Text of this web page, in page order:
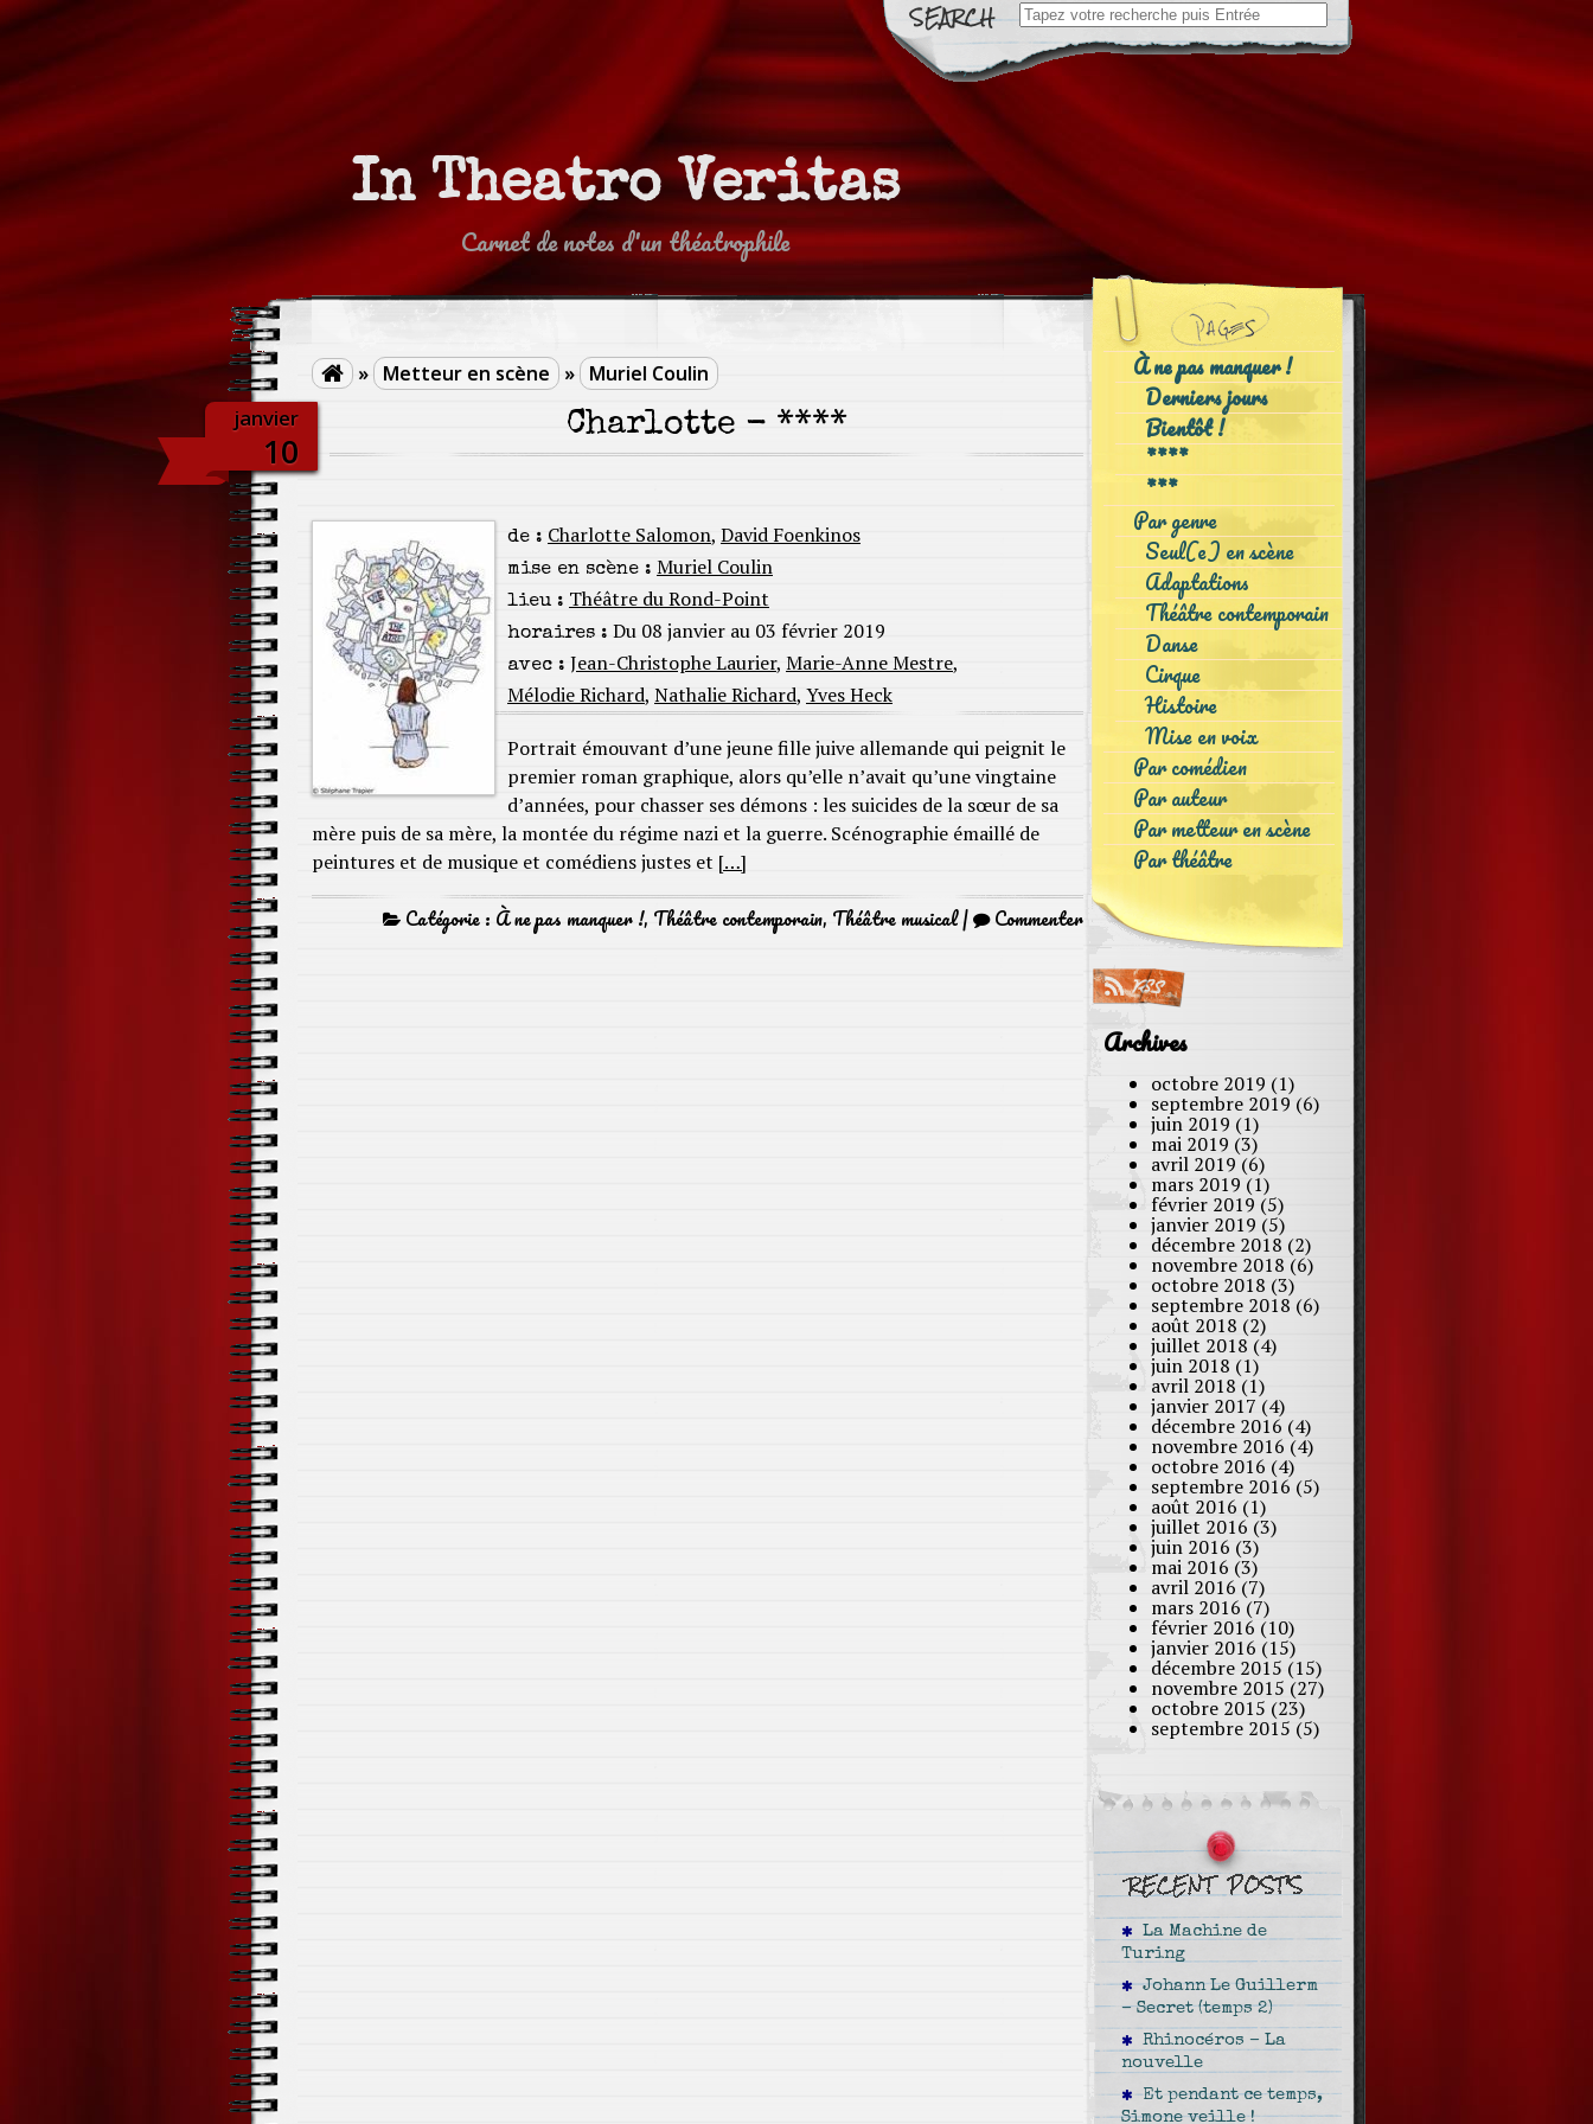
Search
for:
In Theatro Veritas
Carnet de notes d'un théatrophile
 » Metteur en scène » Muriel Coulin
janvier
10
Charlotte - ****
de : Charlotte Salomon, David Foenkinos
mise en scène : Muriel Coulin
lieu : Théâtre du Rond-Point
horaires : Du 08 janvier au 03 février 2019
avec : Jean-Christophe Laurier, Marie-Anne Mestre,
Mélodie Richard, Nathalie Richard, Yves Heck
Portrait émouvant d’une jeune fille juive allemande qui peignit le
premier roman graphique, alors qu’elle n’avait qu’une vingtaine
d’années, pour chasser ses démons : les suicides de la sœur de sa
mère puis de sa mère, la montée du régime nazi et la guerre. Scénographie émaillé de
peintures et de musique et comédiens justes et […]
Catégorie : À ne pas manquer !, Théâtre contemporain, Théâtre musical| Commenter
À ne pas manquer !
Derniers jours
Bientôt !
****
***
Par genre
Seul(e) en scène
Adaptations
Théâtre contemporain
Danse
Cirque
Histoire
Mise en voix
Par comédien
Par auteur
Par metteur en scène
Par théâtre
Archives
octobre 2019 (1)
septembre 2019 (6)
juin 2019 (1)
mai 2019 (3)
avril 2019 (6)
mars 2019 (1)
février 2019 (5)
janvier 2019 (5)
décembre 2018 (2)
novembre 2018 (6)
octobre 2018 (3)
septembre 2018 (6)
août 2018 (2)
juillet 2018 (4)
juin 2018 (1)
avril 2018 (1)
janvier 2017 (4)
décembre 2016 (4)
novembre 2016 (4)
octobre 2016 (4)
septembre 2016 (5)
août 2016 (1)
juillet 2016 (3)
juin 2016 (3)
mai 2016 (3)
avril 2016 (7)
mars 2016 (7)
février 2016 (10)
janvier 2016 (15)
décembre 2015 (15)
novembre 2015 (27)
octobre 2015 (23)
septembre 2015 (5)
La Machine de
Turing
Johann Le Guillerm
– Secret (temps 2)
Rhinocéros – La
nouvelle
Et pendant ce temps,
Simone veille !